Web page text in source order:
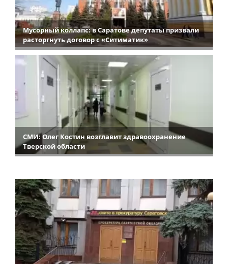
Мусорный коллапс: в Саратове депутаты призвали
расторгнуть договор с «Ситиматик»
СМИ: Олег Костин возглавит здравоохранение
Тверской области